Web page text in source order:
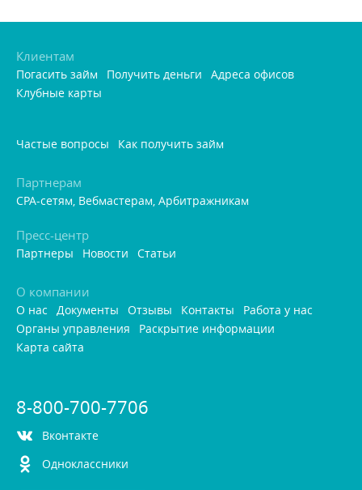
Клиентам
Погасить займ Получить деньги
Адреса офисо
Клубные карты
Частые вопросы Как получить займ
Партнерам
CPA-сетям, Вебмастерам, Арбитражникам
Пресс-центр
Партнеры Новости Статьи
О компании
О нас Документы Отзывы Контакты
Работа у нас
Органы управления
Раскрытие информации
Карта сайта
8-800-700-7706
контакте
Одноклассники